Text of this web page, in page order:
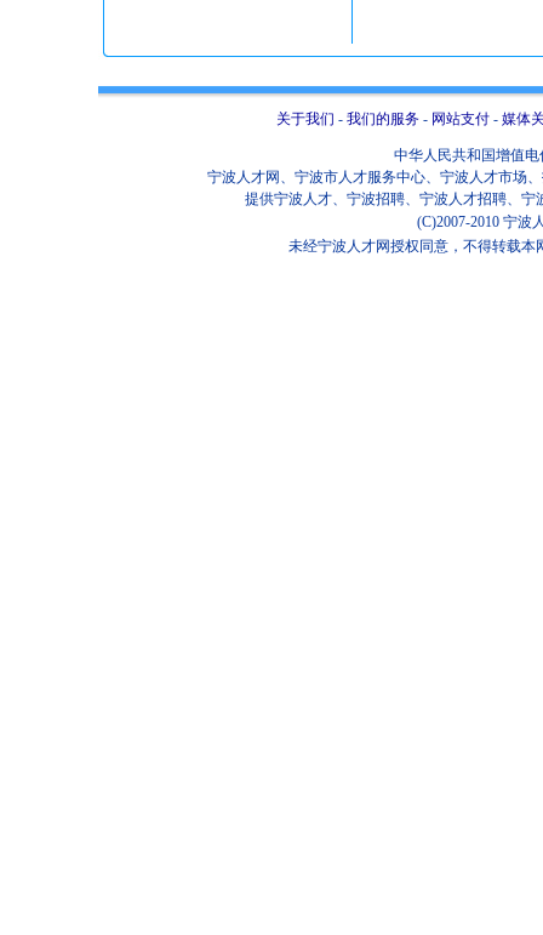
关于我们 - 我们的服务 - 网站支付 - 媒体
中华人民共和国增值电
宁波人才网、宁波市人才服务中心、宁波人才市场
提供宁波人才、宁波招聘、宁波人才招聘、
(C)2007-2010 宁波
未经宁波人才网授权同意，不得转载本